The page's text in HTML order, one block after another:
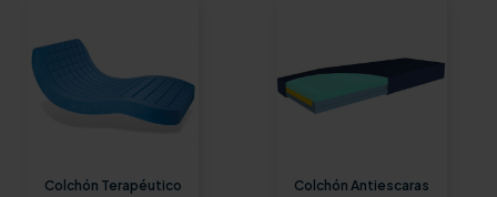
Colchón Terapéutico
Colchón Antiescaras